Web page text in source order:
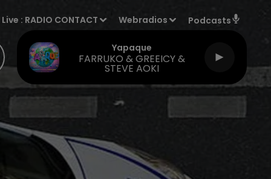
Live : RADIO CONTACT Webradios Podcasts
Yapaque
FARRUKO & GREEICY &
STEVE AOKI